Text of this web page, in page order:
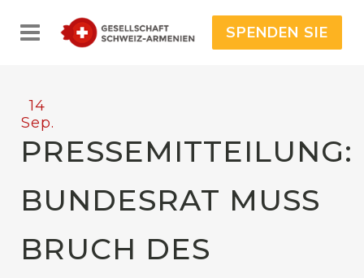
SPENDEN SIE
14
Sep.
PRESSEMITTEILUNG:
BUNDESRAT MUSS
BRUCH DES